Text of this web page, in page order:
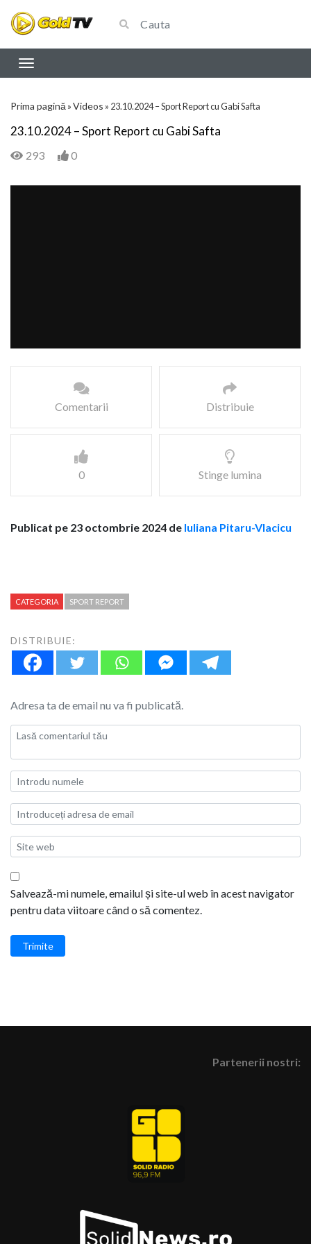
Prima pagină »Videos » 23.10.2024 – Sport Report cu Gabi Safta
23.10.2024 – Sport Report cu Gabi Safta
293 0
Comentarii Distribuie
0 Stinge lumina
Publicat pe 23 octombrie 2024 de Iuliana Pitaru-Vlacicu
CATEGORIA SPORT REPORT
DISTRIBUIE:
Adresa ta de email nu va fi publicată.
Salvează-mi numele, emailul și site-ul web în acest navigator
pentru data viitoare când o să comentez.
Trimite
Partenerii nostri: